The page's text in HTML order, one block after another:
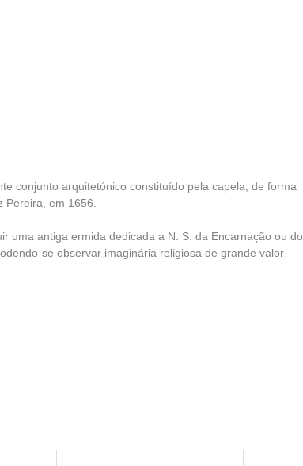
conjunto arquitetónico constituído pela capela, de forma
em 1656.
uma antiga ermida dedicada a N. S. da Encarnação ou do
se observar imaginária religiosa de grande valor